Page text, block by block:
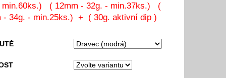
min.60ks.) ( 12mm - 32g. - min.37ks.) (
- 34g. - min.25ks.) + ( 30g. aktivní dip )